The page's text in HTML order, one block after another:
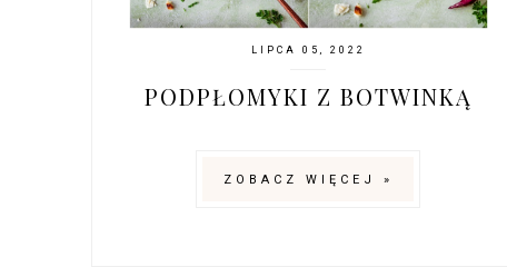
LIPCA 05, 2022
PODPŁOMYKI Z BOTWINKĄ
ZOBACZ WIĘCEJ »